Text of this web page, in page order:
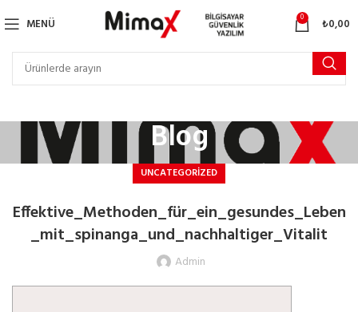
MENÜ 0 ₺0,00
Blog
UNCATEGORIZED
Effektive_Methoden_für_ein_gesundes_Leben
_mit_spinanga_und_nachhaltiger_Vitalit
Admin